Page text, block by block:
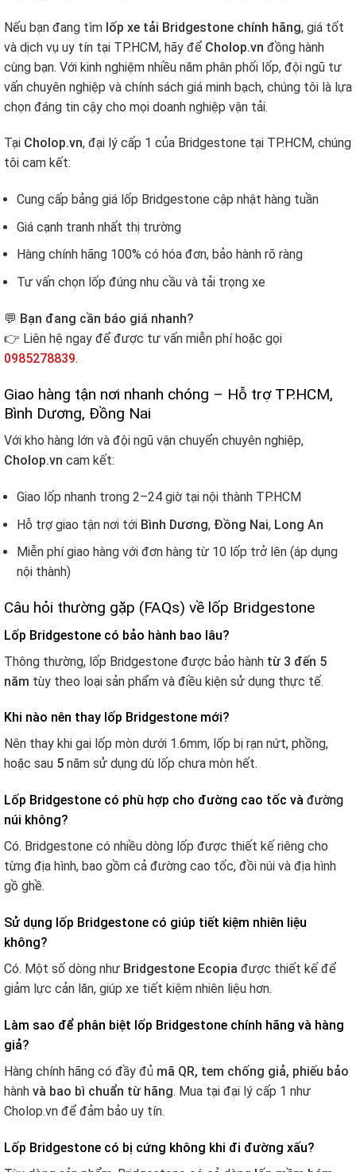
Nếu bạn đang tìm lốp xe tải Bridgestone chính hãng, giá tốt
và dịch vụ uy tín tại TP.HCM, hãy để Cholop.vn đồng hành
cùng bạn. Với kinh nghiệm nhiều năm phân phối lốp, đội ngũ tư
vấn chuyên nghiệp và chính sách giá minh bạch, chúng tôi là lựa
chọn đáng tin cậy cho mọi doanh nghiệp vận tải.
Tại Cholop.vn, đại lý cấp 1 của Bridgestone tại TP.HCM, chúng
tôi cam kết:
Cung cấp bảng giá lốp Bridgestone cập nhật hàng tuần
Giá cạnh tranh nhất thị trường
Hàng chính hãng 100% có hóa đơn, bảo hành rõ ràng
Tư vấn chọn lốp đúng nhu cầu và tải trọng xe
💬 Bạn đang cần báo giá nhanh?
👉 Liên hệ ngay để được tư vấn miễn phí hoặc gọi
0985278839.
Giao hàng tận nơi nhanh chóng – Hỗ trợ TP.HCM,
Bình Dương, Đồng Nai
Với kho hàng lớn và đội ngũ vận chuyển chuyên nghiệp,
Cholop.vn cam kết:
Giao lốp nhanh trong 2–24 giờ tại nội thành TP.HCM
Hỗ trợ giao tận nơi tới Bình Dương, Đồng Nai, Long An
Miễn phí giao hàng với đơn hàng từ 10 lốp trở lên (áp dụng
nội thành)
Câu hỏi thường gặp (FAQs) về lốp Bridgestone
Lốp Bridgestone có bảo hành bao lâu?
Thông thường, lốp Bridgestone được bảo hành từ 3 đến 5
năm tùy theo loại sản phẩm và điều kiện sử dụng thực tế.
Khi nào nên thay lốp Bridgestone mới?
Nên thay khi gai lốp mòn dưới 1.6mm, lốp bị rạn nứt, phồng,
hoặc sau 5 năm sử dụng dù lốp chưa mòn hết.
Lốp Bridgestone có phù hợp cho đường cao tốc và đường
núi không?
Có. Bridgestone có nhiều dòng lốp được thiết kế riêng cho
từng địa hình, bao gồm cả đường cao tốc, đồi núi và địa hình
gồ ghề.
Sử dụng lốp Bridgestone có giúp tiết kiệm nhiên liệu
không?
Có. Một số dòng như Bridgestone Ecopia được thiết kế để
giảm lực cản lăn, giúp xe tiết kiệm nhiên liệu hơn.
Làm sao để phân biệt lốp Bridgestone chính hãng và hàng
giả?
Hàng chính hãng có đầy đủ mã QR, tem chống giả, phiếu bảo
hành và bao bì chuẩn từ hãng. Mua tại đại lý cấp 1 như
Cholop.vn để đảm bảo uy tín.
Lốp Bridgestone có bị cứng không khi đi đường xấu?